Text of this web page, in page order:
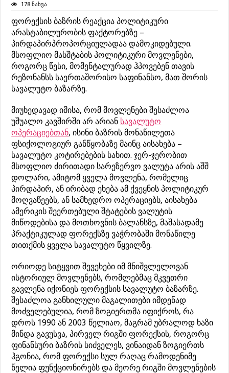
178 ნახვა
ფორექსის ბაზრის რეაქცია პოლიტიკური
არასტაბილურობის ფაქტორებზე –
პირდაპირპროპორციულადაა დამოკიდებული.
მსოფლიო მასშტაბის პოლიტიკური მოვლენები,
როგორც წესი, მომენტალურად ჰპოვებენ თავის
რეზონანსს საერთაშორისო საფინანსო, მათ შორის
სავალუტო ბაზარზე.
მიუხედავად იმისა, რომ მოვლენები შესაძლოა
უშუალო კავშირში არ არიან სავალუტო
ოპერაციებთან, ისინი ბაზრის მონაწილეთა
ფსიქოლოგიურ განწყობაზე მაინც აისახება –
სავალუტო კოტირებების სახით. ჯერ-ჯერობით
მსოფლიო ძირითადი სარეზერვო ვალუტა არის აშშ
დოლარი, ამიტომ ყველა მოვლენა, რომელიც
პირდაპირ, ან ირიბად ეხება ამ ქვეყნის პოლიტიკურ
მოღვაწეებს, ან სამხედრო ოპერაციებს, აისახება
ამერიკის შეერთებული შტატების ვალუტის
მიწოდებისა და მოთხოვნის ბალანსზე, მაშასადამე
პრაქტიკულად ფორექსზე ვაჭრობაში მონაწილე
თითქმის ყველა სავალუტო წყვილზე.
ორიოდე სიტყვით შევეხები იმ მნიშვლელოვან
ისტორიულ მოვლენებს, რომლებმაც მკვეთრი
გავლენა იქონიეს ფორექსის სავალუტო ბაზარზე.
შესაძლოა განხილული მაგალითები იმდენად
მოძველებულია, რომ ზოგიერთმა იფიქროს, რა
დროს 1990 ან 2003 წელიაო, მაგრამ უბრალოდ ხაზი
მინდა გავუსვა, პირველ რიგში ფორექსის, როგორც
ფინანსური ბაზრის სიძველეს, ვინაიდან ზოგიერთს
ჰგონია, რომ ფორექსი სულ რაღაც რამოდენიმე
წელია ფუნქციონირებს და მეორე რიგში მოვლენების